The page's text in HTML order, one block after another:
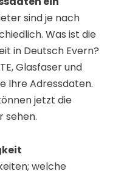
sind je nach
Was ist die
in Deutsch Evern?
Glasfaser und
Ihre Adressdaten.
jetzt die
sehen.
welche